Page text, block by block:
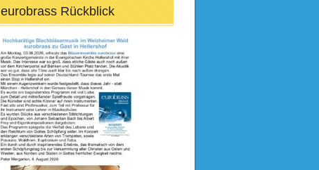
eurobrass Rückblick